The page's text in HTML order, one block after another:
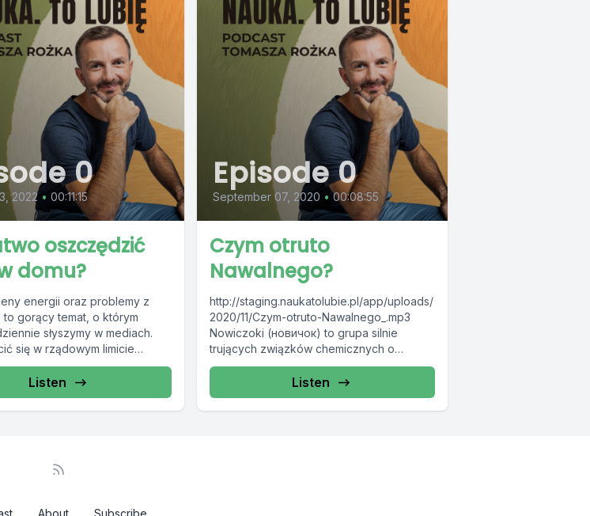
0
2022 • 00:11:15
oszczędzić
domu?
energii oraz problemy z
to gorący temat, o którym
słyszymy w mediach.
się w rządowym limicie
Listen
Episode 0
September 07, 2020 • 00:08:55
Czym otruto
Nawalnego?
http://staging.naukatolubie.pl/app/uploads/
2020/11/Czym-otruto-Nawalnego_.mp3
Nowiczoki (новичок) to grupa silnie
trujących związków chemicznych o
działaniu paralityczno-drgawkowym. Ich
kolejną ofiarą ma być Aleksiej Nawalny,
rosyjski działacz społeczny, który śledzi...
Listen